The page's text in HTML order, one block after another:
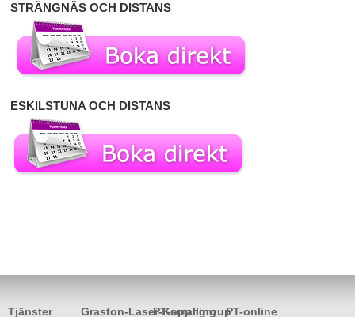
STRÄNGNÄS OCH DISTANS
ESKILSTUNA OCH DISTANS
Tjänster Graston-Laser-Koppning
PT-smallgroupPT-online